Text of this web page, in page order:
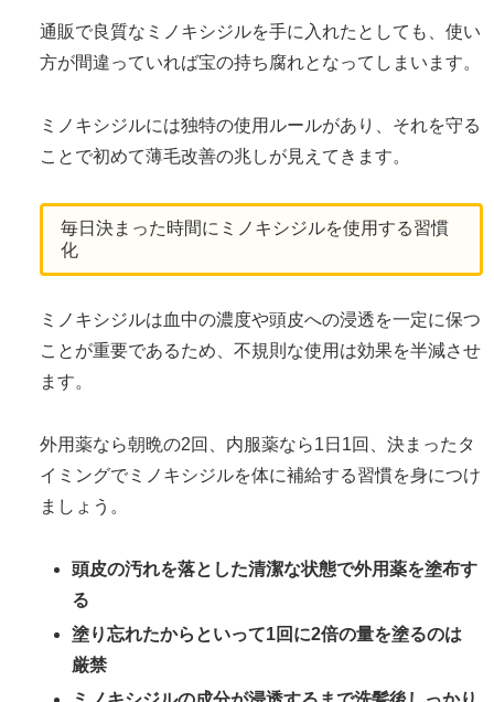
通販で良質なミノキシジルを手に入れたとしても、使い
方が間違っていれば宝の持ち腐れとなってしまいます。
ミノキシジルには独特の使用ルールがあり、それを守る
ことで初めて薄毛改善の兆しが見えてきます。
毎日決まった時間にミノキシジルを使用する習慣
化
ミノキシジルは血中の濃度や頭皮への浸透を一定に保つ
ことが重要であるため、不規則な使用は効果を半減させ
ます。
外用薬なら朝晩の2回、内服薬なら1日1回、決まったタ
イミングでミノキシジルを体に補給する習慣を身につけ
ましょう。
頭皮の汚れを落とした清潔な状態で外用薬を塗布す
る
塗り忘れたからといって1回に2倍の量を塗るのは
厳禁